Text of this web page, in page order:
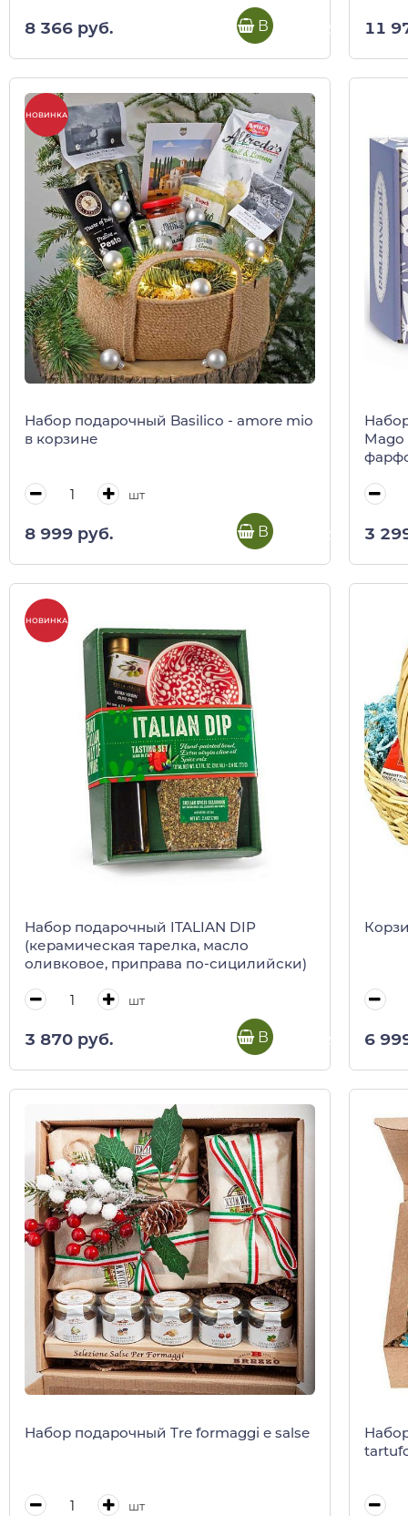
8 366 руб. В корзину 11
НОВИНКА
Набор подарочный Basilico - amore mio
в корзине
шт
8 999 руб. В корзину 3
НОВИНКА
Набор подарочный ITALIAN DIP
(керамическая тарелка, масло
оливковое, приправа по-сицилийски)
шт
3 870 руб. В корзину 6
Набор подарочный Tre formaggi e salse
шт